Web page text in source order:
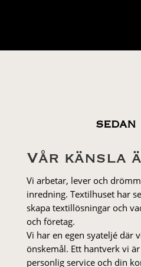
SEDAN
Vår känsla
Vi arbetar, lever och
inredning. Textilhuset har
skapa textillösningar och
och företag.
Vi har en egen syateljé där
önskemål. Ett hantverk vi
personlig service och din